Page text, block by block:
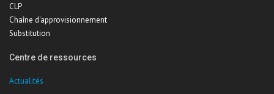
CLP
Chaîne d'approvisionnement
Substitution
Centre de ressources
Actualités